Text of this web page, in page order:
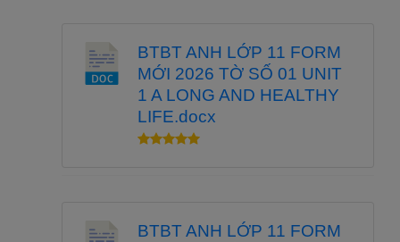
BTBT ANH LỚP 11 FORM
MỚI 2026 TỜ SỐ 01 UNIT
1 A LONG AND HEALTHY
LIFE.docx
BTBT ANH LỚP 11 FORM